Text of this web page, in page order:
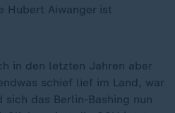
Hubert Aiwanger ist
in den letzten Jahren aber
schief lief im Land, war
sich das Berlin-Bashing nun